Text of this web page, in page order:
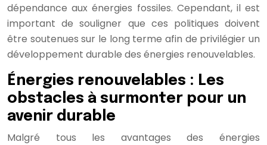
dépendance aux énergies fossiles. Cependant, il est
important de souligner que ces politiques doivent
être soutenues sur le long terme afin de privilégier un
développement durable des énergies renouvelables.
Énergies renouvelables : Les
obstacles à surmonter pour un
avenir durable
Malgré tous les avantages des énergies